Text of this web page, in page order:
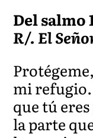
Del salmo
R/. El
mi
que tú
la parte